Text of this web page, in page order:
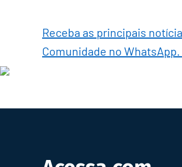
Receba as principais
Comunidade no